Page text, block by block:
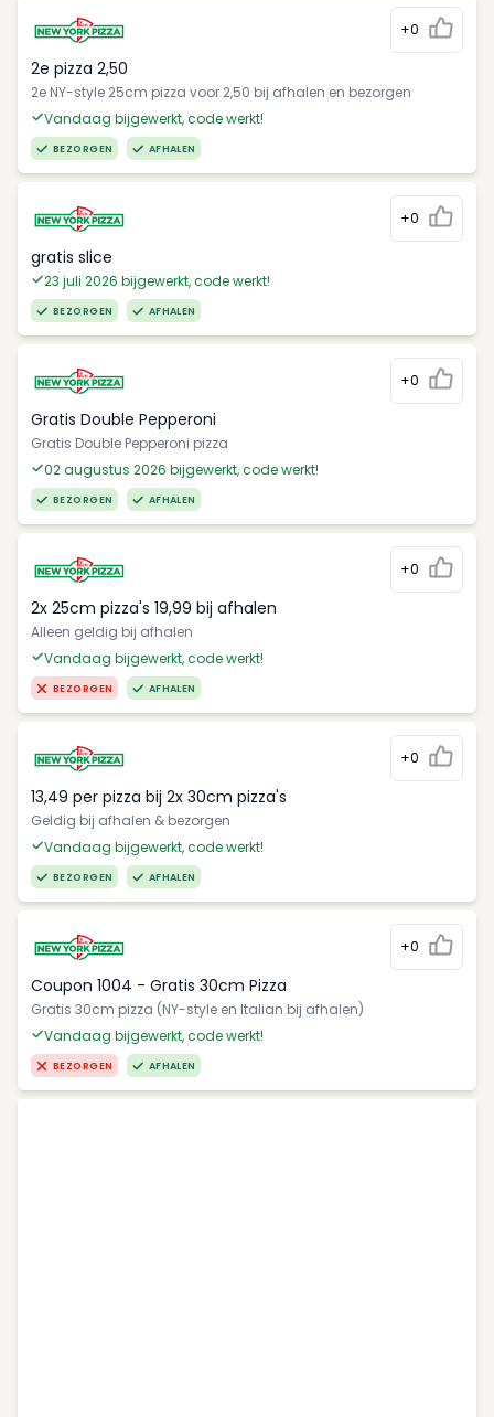
+0
2e pizza 2,50
2e NY-style 25cm pizza voor 2,50 bij afhalen en bezorgen
Vandaag bijgewerkt, code werkt!
BEZORGEN AFHALEN
+0
gratis slice
23 juli 2026 bijgewerkt, code werkt!
BEZORGEN AFHALEN
+0
Gratis Double Pepperoni
Gratis Double Pepperoni pizza
02 augustus 2026 bijgewerkt, code werkt!
BEZORGEN AFHALEN
+0
2x 25cm pizza's 19,99 bij afhalen
Alleen geldig bij afhalen
Vandaag bijgewerkt, code werkt!
BEZORGEN AFHALEN
+0
13,49 per pizza bij 2x 30cm pizza's
Geldig bij afhalen & bezorgen
Vandaag bijgewerkt, code werkt!
BEZORGEN AFHALEN
+0
Coupon 1004 - Gratis 30cm Pizza
Gratis 30cm pizza (NY-style en Italian bij afhalen)
Vandaag bijgewerkt, code werkt!
BEZORGEN AFHALEN